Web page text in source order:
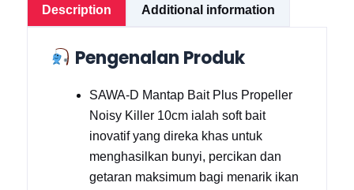
Soft
Bait
Fishing
Description Additional information
Pengenalan Produk
SAWA-D Mantap Bait Plus Propeller
Noisy Killer 10cm ialah soft bait
inovatif yang direka khas untuk
menghasilkan bunyi, percikan dan
getaran maksimum bagi menarik ikan